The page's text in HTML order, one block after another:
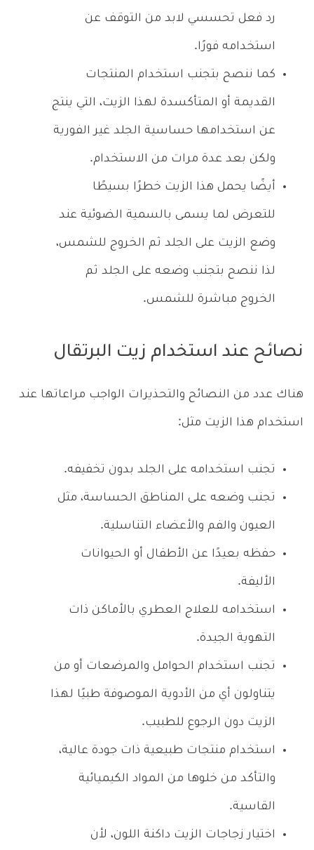
رد فعل تحسسي لابد من التوقف عن
استخدامه فورًا.
كما ننصح بتجنب استخدام المنتجات
القديمة أو المتأكسدة لهذا الزيت، التي ينتج
عن استخدامها حساسية الجلد غير الفورية
ولكن بعد عدة مرات من الاستخدام.
أيضًا يحمل هذا الزيت خطرًا بسيطًا
للتعرض لما يسمى بالسمية الضوئية عند
وضع الزيت على الجلد ثم الخروج للشمس،
لذا ننصح بتجنب وضعه على الجلد ثم
الخروج مباشرة للشمس.
نصائح عند استخدام زيت البرتقال
هناك عدد من النصائح والتحذيرات الواجب مراعاتها عند
استخدام هذا الزيت مثل:
تجنب استخدامه على الجلد بدون تخفيفه.
تجنب وضعه على المناطق الحساسة، مثل
العيون والفم والأعضاء التناسلية.
حفظه بعيدًا عن الأطفال أو الحيوانات
الأليفة.
استخدامه للعلاج العطري بالأماكن ذات
التهوية الجيدة.
تجنب استخدام الحوامل والمرضعات أو من
يتناولون أي من الأدوية الموصوفة طبيًا لهذا
الزيت دون الرجوع للطبيب.
استخدام منتجات طبيعية ذات جودة عالية،
والتأكد من خلوها من المواد الكيميائية
القاسية.
اختيار زجاجات الزيت داكنة اللون، لأن